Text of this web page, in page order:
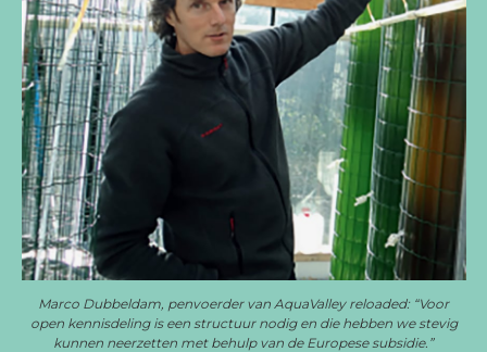
Marco Dubbeldam, penvoerder van AquaValley reloaded: “Voor
open kennisdeling is een structuur nodig en die hebben we stevig
kunnen neerzetten met behulp van de Europese subsidie.”